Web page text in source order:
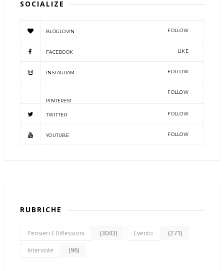
SOCIALIZE
BLOGLOVIN FOLLOW
FACEBOOK LIKE
INSTAGRAM FOLLOW
PINTEREST
FOLLOW
TWITTER FOLLOW
YOUTUBE FOLLOW
RUBRICHE
Pensieri E Riflessioni (3043) Evento (271)
Interviste (96)